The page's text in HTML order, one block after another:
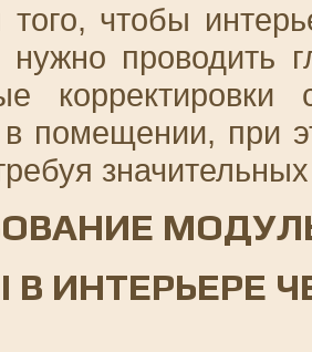
чтобы
проводить
корректировки
помещении, при
ИНТЕРЬЕРЕ